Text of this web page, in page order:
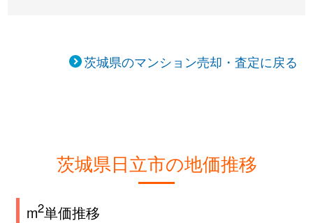
茨城県のマンション売却・査定に戻る
茨城県日立市の地価推移
m2単価推移